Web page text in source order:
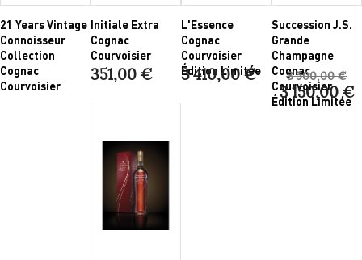
21 Years Vintage
Connoisseur
Collection
Cognac
Courvoisier
Initiale Extra
Cognac
Courvoisier
351,00 €
L'Essence
Cognac
Courvoisier
Édition Limitée
3 410,00 €
Succession J.S.
Grande
Champagne
Cognac
Courvoisier
Édition Limitée
3 500,00 €
3 150,00 €